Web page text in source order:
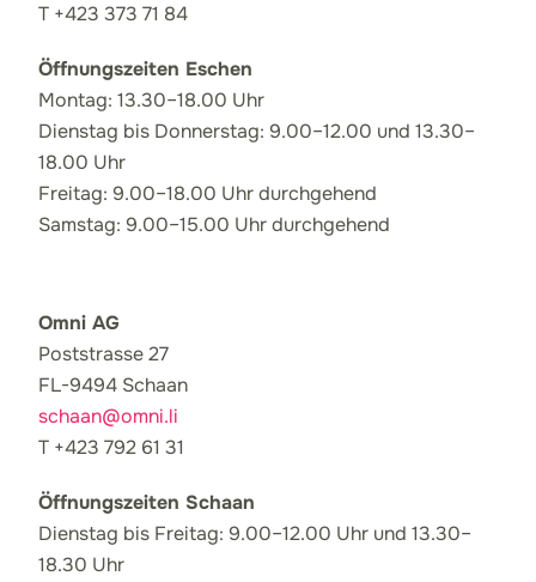
T +423 373 71 84
Öffnungszeiten Eschen
Montag: 13.30–18.00 Uhr
Dienstag bis Donnerstag: 9.00–12.00 und 13.30–
18.00 Uhr
Freitag: 9.00–18.00 Uhr durchgehend
Samstag: 9.00–15.00 Uhr durchgehend
Omni AG
Poststrasse 27
FL-9494 Schaan
schaan@omni.li
T +423 792 61 31
Öffnungszeiten Schaan
Dienstag bis Freitag: 9.00–12.00 Uhr und 13.30–
18.30 Uhr